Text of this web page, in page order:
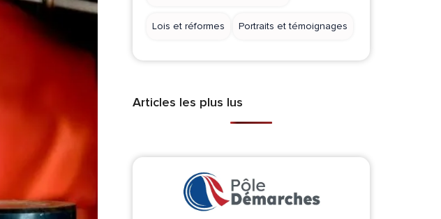
Lois et réformes Portraits et témoignages
Articles les plus lus